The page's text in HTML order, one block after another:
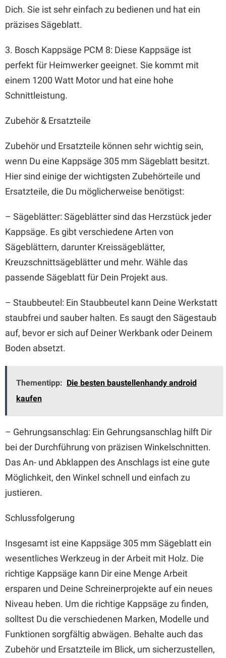
Dich. Sie ist sehr einfach zu bedienen und hat ein
präzises Sägeblatt.
3. Bosch Kappsäge PCM 8: Diese Kappsäge ist
perfekt für Heimwerker geeignet. Sie kommt mit
einem 1200 Watt Motor und hat eine hohe
Schnittleistung.
Zubehör & Ersatzteile
Zubehör und Ersatzteile können sehr wichtig sein,
wenn Du eine Kappsäge 305 mm Sägeblatt besitzt.
Hier sind einige der wichtigsten Zubehörteile und
Ersatzteile, die Du möglicherweise benötigst:
– Sägeblätter: Sägeblätter sind das Herzstück jeder
Kappsäge. Es gibt verschiedene Arten von
Sägeblättern, darunter Kreissägeblätter,
Kreuzschnittsägeblätter und mehr. Wähle das
passende Sägeblatt für Dein Projekt aus.
– Staubbeutel: Ein Staubbeutel kann Deine Werkstatt
staubfrei und sauber halten. Es saugt den Sägestaub
auf, bevor er sich auf Deiner Werkbank oder Deinem
Boden absetzt.
Thementipp: Die besten baustellenhandy android
kaufen
– Gehrungsanschlag: Ein Gehrungsanschlag hilft Dir
bei der Durchführung von präzisen Winkelschnitten.
Das An- und Abklappen des Anschlags ist eine gute
Möglichkeit, den Winkel schnell und einfach zu
justieren.
Schlussfolgerung
Insgesamt ist eine Kappsäge 305 mm Sägeblatt ein
wesentliches Werkzeug in der Arbeit mit Holz. Die
richtige Kappsäge kann Dir eine Menge Arbeit
ersparen und Deine Schreinerprojekte auf ein neues
Niveau heben. Um die richtige Kappsäge zu finden,
solltest Du die verschiedenen Marken, Modelle und
Funktionen sorgfältig abwägen. Behalte auch das
Zubehör und Ersatzteile im Blick, um sicherzustellen,